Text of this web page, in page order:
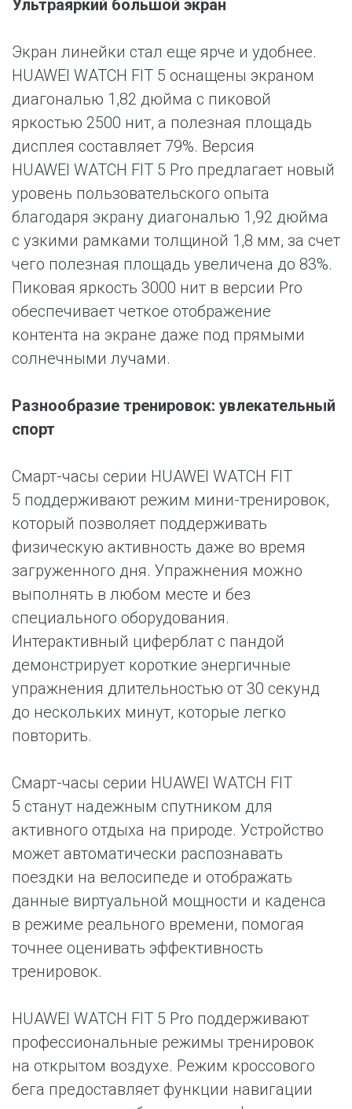
Ультраяркий большой экран
Экран линейки стал еще ярче и удобнее.
HUAWEI WATCH FIT 5 оснащены экраном
диагональю 1,82 дюйма с пиковой
яркостью 2500 нит, а полезная площадь
дисплея составляет 79%. Версия
HUAWEI WATCH FIT 5 Pro предлагает новый
уровень пользовательского опыта
благодаря экрану диагональю 1,92 дюйма
с узкими рамками толщиной 1,8 мм, за счет
чего полезная площадь увеличена до 83%.
Пиковая яркость 3000 нит в версии Pro
обеспечивает четкое отображение
контента на экране даже под прямыми
солнечными лучами.
Разнообразие тренировок: увлекательный
спорт
Смарт-часы серии HUAWEI WATCH FIT
5 поддерживают режим мини-тренировок,
который позволяет поддерживать
физическую активность даже во время
загруженного дня. Упражнения можно
выполнять в любом месте и без
специального оборудования.
Интерактивный циферблат с пандой
демонстрирует короткие энергичные
упражнения длительностью от 30 секунд
до нескольких минут, которые легко
повторить.
Смарт-часы серии HUAWEI WATCH FIT
5 станут надежным спутником для
активного отдыха на природе. Устройство
может автоматически распознавать
поездки на велосипеде и отображать
данные виртуальной мощности и каденса
в режиме реального времени, помогая
точнее оценивать эффективность
тренировок.
HUAWEI WATCH FIT 5 Pro поддерживают
профессиональные режимы тренировок
на открытом воздухе. Режим кроссового
бега предоставляет функции навигации